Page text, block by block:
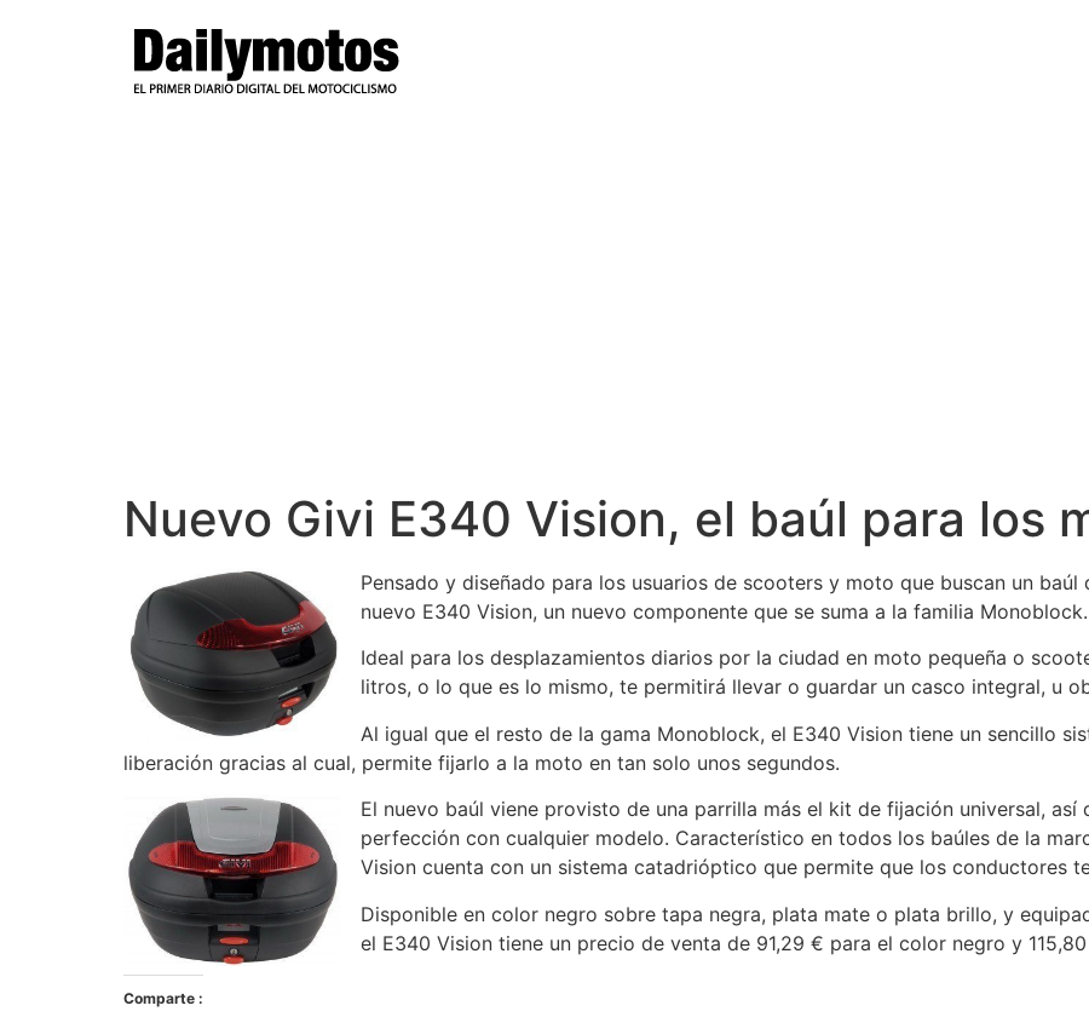
Nuevo Givi E340 Vision, el baúl para los
Pensado y diseñado para los usuarios de scooters y moto que buscan un baúl
nuevo E340 Vision, un nuevo componente que se suma a la familia Monoblock.
Ideal para los desplazamientos diarios por la ciudad en moto pequeña o
litros, o lo que es lo mismo, te permitirá llevar o guardar un casco integral, u
Al igual que el resto de la gama Monoblock, el E340 Vision tiene un sencillo
liberación gracias al cual, permite fijarlo a la moto en tan solo unos segundos.
El nuevo baúl viene provisto de una parrilla más el kit de fijación universal, así
perfección con cualquier modelo. Característico en todos los baúles de la
Vision cuenta con un sistema catadrióptico que permite que los conductores
Disponible en color negro sobre tapa negra, plata mate o plata brillo, y
el E340 Vision tiene un precio de venta de 91,29 € para el color negro y
Comparte :